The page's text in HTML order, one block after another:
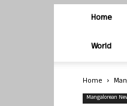
Home
World
Home
Mangalorean